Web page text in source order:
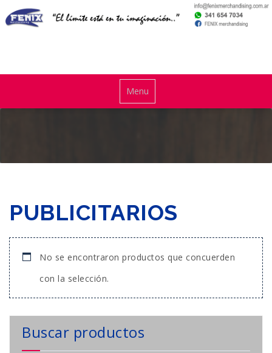
to
content
Toggle
navigationMenu
Menu
PUBLICITARIOS
No se encontraron productos que concuerden
con la selección.
Buscar productos